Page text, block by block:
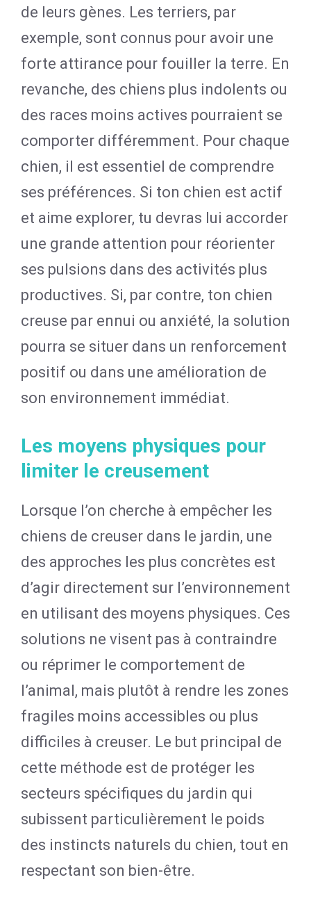
de leurs gènes. Les terriers, par
exemple, sont connus pour avoir une
forte attirance pour fouiller la terre. En
revanche, des chiens plus indolents ou
des races moins actives pourraient se
comporter différemment. Pour chaque
chien, il est essentiel de comprendre
ses préférences. Si ton chien est actif
et aime explorer, tu devras lui accorder
une grande attention pour réorienter
ses pulsions dans des activités plus
productives. Si, par contre, ton chien
creuse par ennui ou anxiété, la solution
pourra se situer dans un renforcement
positif ou dans une amélioration de
son environnement immédiat.
Les moyens physiques pour
limiter le creusement
Lorsque l’on cherche à empêcher les
chiens de creuser dans le jardin, une
des approches les plus concrètes est
d’agir directement sur l’environnement
en utilisant des moyens physiques. Ces
solutions ne visent pas à contraindre
ou réprimer le comportement de
l’animal, mais plutôt à rendre les zones
fragiles moins accessibles ou plus
difficiles à creuser. Le but principal de
cette méthode est de protéger les
secteurs spécifiques du jardin qui
subissent particulièrement le poids
des instincts naturels du chien, tout en
respectant son bien-être.